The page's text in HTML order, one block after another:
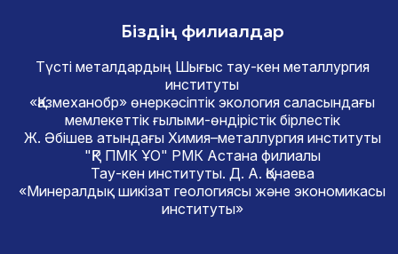
Біздің филиалдар
Түсті металдардың Шығыс тау-кен металлургия
институты
«Қазмеханобр» өнеркәсіптік экология саласындағы
мемлекеттік ғылыми-өндірістік бірлестік
Ж. Әбішев атындағы Химия–металлургия институты
"ҚР ПМК ҰО" РМК Астана филиалы
Тау-кен институты. Д. А. Қонаева
«Минералдық шикізат геологиясы және экономикасы
институты»